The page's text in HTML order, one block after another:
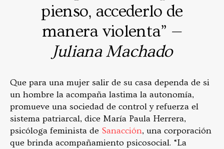
pienso, accederlo de
manera violenta” —
Juliana Machado
Que para una mujer salir de su casa dependa de si
un hombre la acompaña lastima la autonomía,
promueve una sociedad de control y refuerza el
sistema patriarcal, dice María Paula Herrera,
psicóloga feminista de Sanacción, una corporación
que brinda acompañamiento psicosocial. “La